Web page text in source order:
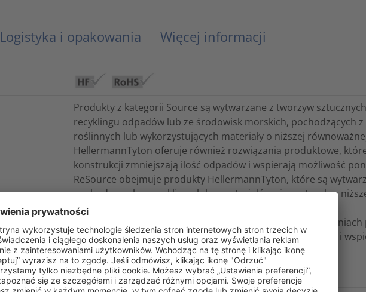
Logistyka i opakowania Więcej informacji
Produkty z kategorii Source są wytwarzane z tworzyw
recyklingu odpadów lub ze środowisk morskich, pochodzących
roślinnych lub wykorzystujących materiały o niższej
HellermannTyton oferuje również rozwiązania produktowe,
konstrukcji zmniejszają ilość odpadów i wspierają możliwość
ReSource obejmuje produkty HellermannTyton, które są
pochodzących z recyklingu lub z materiałów pierwotnych o
węgla.
Zrównoważone projektowanie koncentruje się na
świadomie zmniejszają ilość odpadów, zwiększają trwałość i
wykorzystanie lub recykling.
ECE R-118-03 Abschnitt 6 / Annex 6